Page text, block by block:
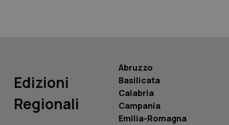
Edizioni
Regionali
Abruzzo
Basilicata
Calabria
Campania
Emilia-Romagna
Nome
Nome